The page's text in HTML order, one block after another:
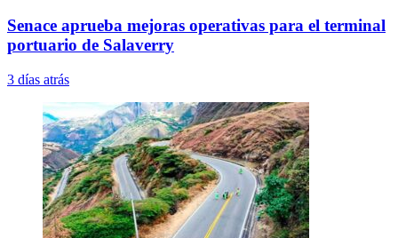
Senace aprueba mejoras operativas para el terminal
portuario de Salaverry
3 días atrás